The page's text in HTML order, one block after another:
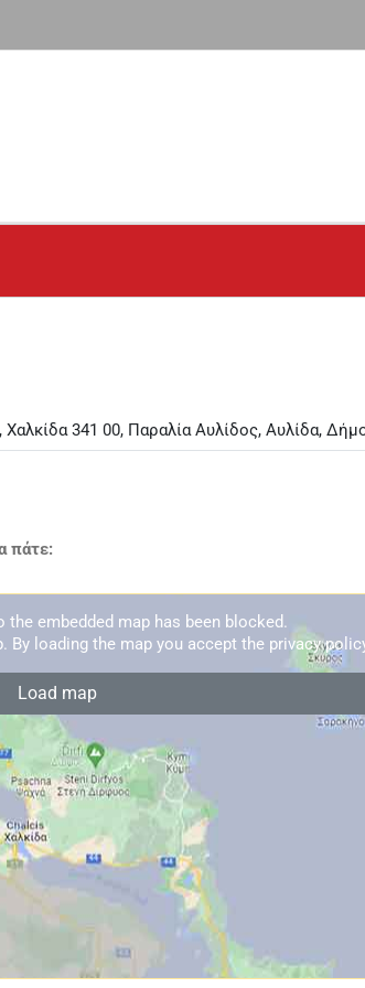
Χαλκίδα 341 00, Παραλία Αυλίδος, Αυλίδα,
πάτε:
embedded map has been blocked.
loading the map you accept the privacy
Load map